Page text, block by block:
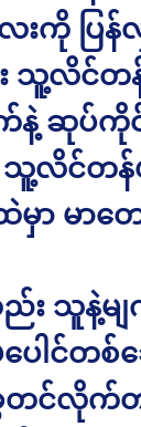
းကို ပြန်
သူ့လိင်တ
ဆုပ်ကို
လိင်တန်
မှာ မာ
း သူနဲ့မျ
ပေါင်တစ်
ခွတင်လိုက်